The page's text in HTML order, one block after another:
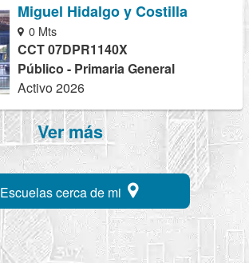
Miguel Hidalgo y Costilla
0 Mts
CCT 07DPR1140X
Público - Primaria General
Activo 2026
Ver más
Escuelas cerca de mi